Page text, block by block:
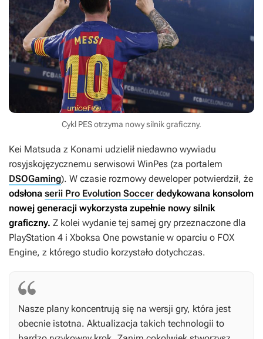
Cykl PES otrzyma nowy silnik graficzny.
Kei Matsuda z Konami udzielił niedawno wywiadu
rosyjskojęzycznemu serwisowi WinPes (za portalem
DSOGaming). W czasie rozmowy deweloper potwierdził, że
odsłona serii Pro Evolution Soccer dedykowana konsolom
nowej generacji wykorzysta zupełnie nowy silnik
graficzny. Z kolei wydanie tej samej gry przeznaczone dla
PlayStation 4 i Xboksa One powstanie w oparciu o FOX
Engine, z którego studio korzystało dotychczas.
Nasze plany koncentrują się na wersji gry, która jest
obecnie istotna. Aktualizacja takich technologii to